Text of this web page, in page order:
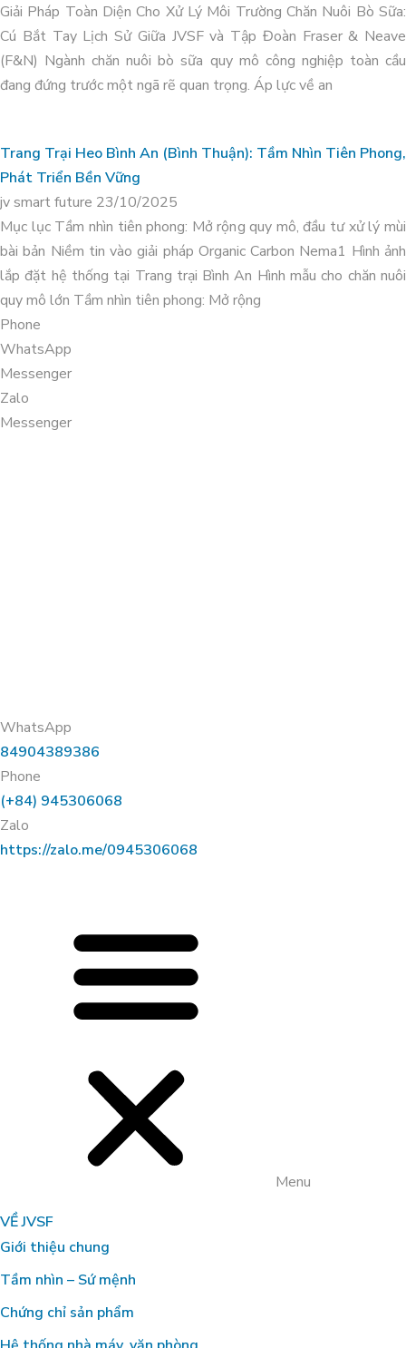
Xử lý môi trường trang trại heo nái NA
Rì _Bắc Cạn
CÔNG NGHỆ CARBON HỮU CƠ XỬ LÝ
TRIỆT ĐỂ MÙI HÔI TRONG CHĂN NUÔI
KIỂM SOÁT PH ĐẤT TRỒNG VÀ
CHĂM SÓC VƯỜN TIÊU
Giải Pháp Toàn Diện Cho Xử Lý Môi Trường Chăn Nuôi Bò Sữa:
Cú Bắt Tay Lịch Sử Giữa JVSF và Tập Đoàn Fraser & Neave
(F&N) Ngành chăn nuôi bò sữa quy mô công nghiệp toàn cầu
đang đứng trước một ngã rẽ quan trọng. Áp lực về an
Trang Trại Heo Bình An (Bình Thuận): Tầm Nhìn Tiên Phong,
Phát Triển Bền Vững
jv smart future 23/10/2025
Mục lục Tầm nhìn tiên phong: Mở rộng quy mô, đầu tư xử lý mùi
bài bản Niềm tin vào giải pháp Organic Carbon Nema1 Hình ảnh
lắp đặt hệ thống tại Trang trại Bình An Hình mẫu cho chăn nuôi
quy mô lớn Tầm nhìn tiên phong: Mở rộng
Phone
WhatsApp
Messenger
Zalo
Messenger
WhatsApp
84904389386
Phone
(+84) 945306068
Zalo
https://zalo.me/0945306068
Menu
VỀ JVSF
Giới thiệu chung
Tầm nhìn – Sứ mệnh
Chứng chỉ sản phẩm